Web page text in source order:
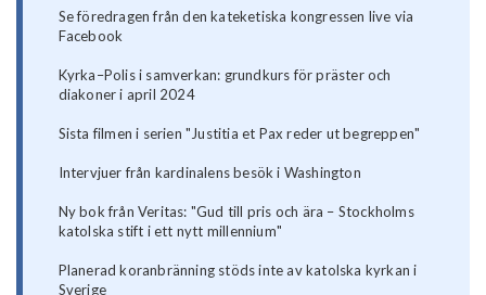
Se föredragen från den kateketiska kongressen live via
Facebook
Kyrka–Polis i samverkan: grundkurs för präster och
diakoner i april 2024
Sista filmen i serien "Justitia et Pax reder ut begreppen"
Intervjuer från kardinalens besök i Washington
Ny bok från Veritas: "Gud till pris och ära – Stockholms
katolska stift i ett nytt millennium"
Planerad koranbränning stöds inte av katolska kyrkan i
Sverige